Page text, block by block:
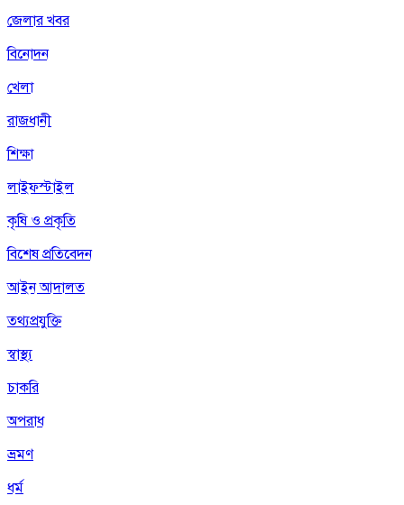
জেলার খবর
বিনোদন
খেলা
রাজধানী
শিক্ষা
লাইফস্টাইল
কৃষি ও প্রকৃতি
বিশেষ প্রতিবেদন
আইন আদালত
তথ্যপ্রযুক্তি
স্বাস্থ্য
চাকরি
অপরাধ
ভ্রমণ
ধর্ম